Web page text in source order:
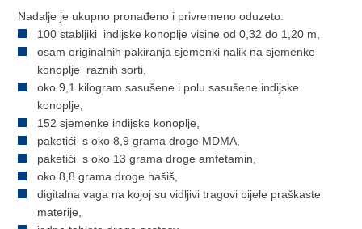
Nadalje je ukupno pronađeno i privremeno oduzeto:
100 stabljiki indijske konoplje visine od 0,32 do 1,20 m,
osam originalnih pakiranja sjemenki nalik na sjemenke
konoplje raznih sorti,
oko 9,1 kilogram sasušene i polu sasušene indijske
konoplje,
152 sjemenke indijske konoplje,
paketići s oko 8,9 grama droge MDMA,
paketići s oko 13 grama droge amfetamin,
oko 8,8 grama droge hašiš,
digitalna vaga na kojoj su vidljivi tragovi bijele praškaste
materije,